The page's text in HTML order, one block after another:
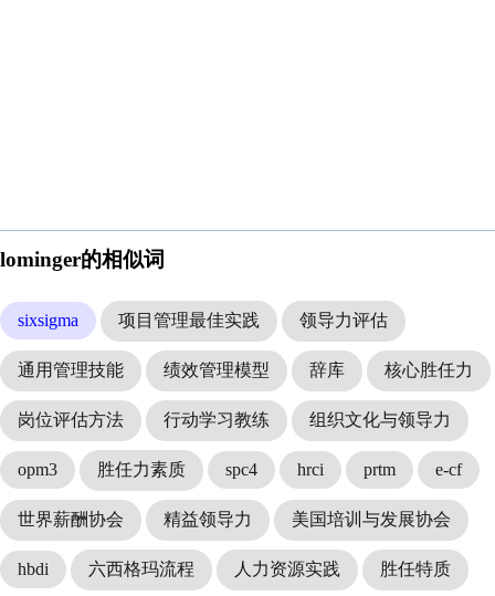
lominger的相似词
sixsigma 项目管理最佳实践 领导力评估
通用管理技能 绩效管理模型 辞库 核心胜任力
岗位评估方法 行动学习教练 组织文化与领导力
opm3 胜任力素质 spc4 hrci prtm e-cf
世界薪酬协会 精益领导力 美国培训与发展协会
hbdi 六西格玛流程 人力资源实践 胜任特质